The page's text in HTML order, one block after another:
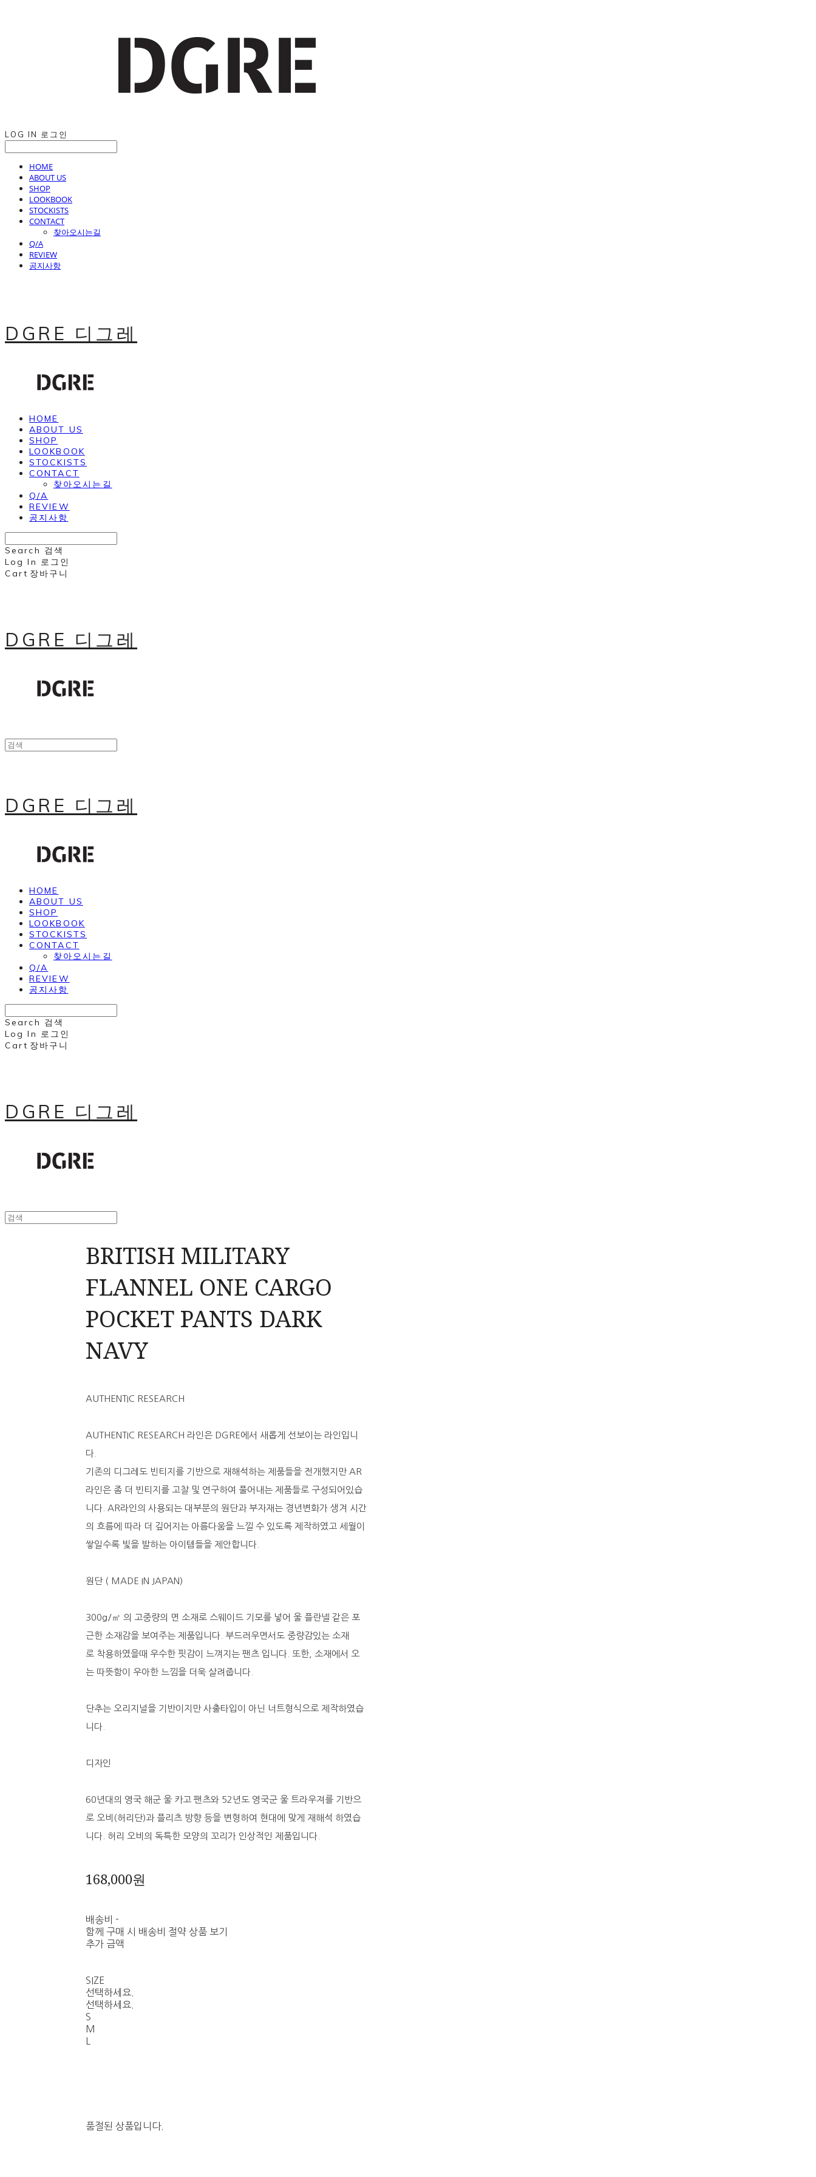
LOG IN 로그인
HOME
ABOUT US
SHOP
LOOKBOOK
STOCKISTS
CONTACT
찾아오시는길
Q/A
REVIEW
공지사항
DGRE 디그레
HOME
ABOUT US
SHOP
LOOKBOOK
STOCKISTS
CONTACT
찾아오시는길
Q/A
REVIEW
공지사항
Search 검색
Log In 로그인
Cart 장바구니
DGRE 디그레
DGRE 디그레
HOME
ABOUT US
SHOP
LOOKBOOK
STOCKISTS
CONTACT
찾아오시는길
Q/A
REVIEW
공지사항
Search 검색
Log In 로그인
Cart 장바구니
DGRE 디그레
BRITISH MILITARY
FLANNEL ONE CARGO
POCKET PANTS DARK
NAVY
AUTHENTIC RESEARCH
AUTHENTIC RESEARCH 라인은 DGRE에서 새롭게 선보이는 라인입니
다.
기존의 디그레도 빈티지를 기반으로 재해석하는 제품들을 전개했지만 AR
라인은 좀 더 빈티지를 고찰 및 연구하여 풀어내는 제품들로 구성되어있습
니다. AR라인의 사용되는 대부분의 원단과 부자재는 경년변화가 생겨 시간
의 흐름에 따라 더 깊어지는 아름다움을 느낄 수 있도록 제작하였고 세월이
쌓일수록 빛을 발하는 아이템들을 제안합니다.
원단 ( MADE IN JAPAN)
300g/㎡ 의 고중량의 면 소재로 스웨이드 기모를 넣어 울 플란넬 같은 포
근한 소재감을 보여주는 제품입니다. 부드러우면서도 중량감있는 소재
로 착용하였을때 우수한 핏감이 느껴지는 팬츠 입니다. 또한, 소재에서 오
는 따뜻함이 우아한 느낌을 더욱 살려줍니다.
단추는 오리지널을 기반이지만 사출타입이 아닌 너트형식으로 제작하였습
니다.
디자인
60년대의 영국 해군 울 카고 팬츠와 52년도 영국군 울 트라우져를 기반으
로 오비(허리단)과 플리츠 방향 등을 변형하여 현대에 맞게 재해석 하였습
니다. 허리 오비의 독특한 모양의 꼬리가 인상적인 제품입니다.
168,000원
배송비 -
함께 구매 시 배송비 절약 상품 보기
추가 금액
SIZE
선택하세요.
선택하세요.
S
M
품절된 상품입니다.